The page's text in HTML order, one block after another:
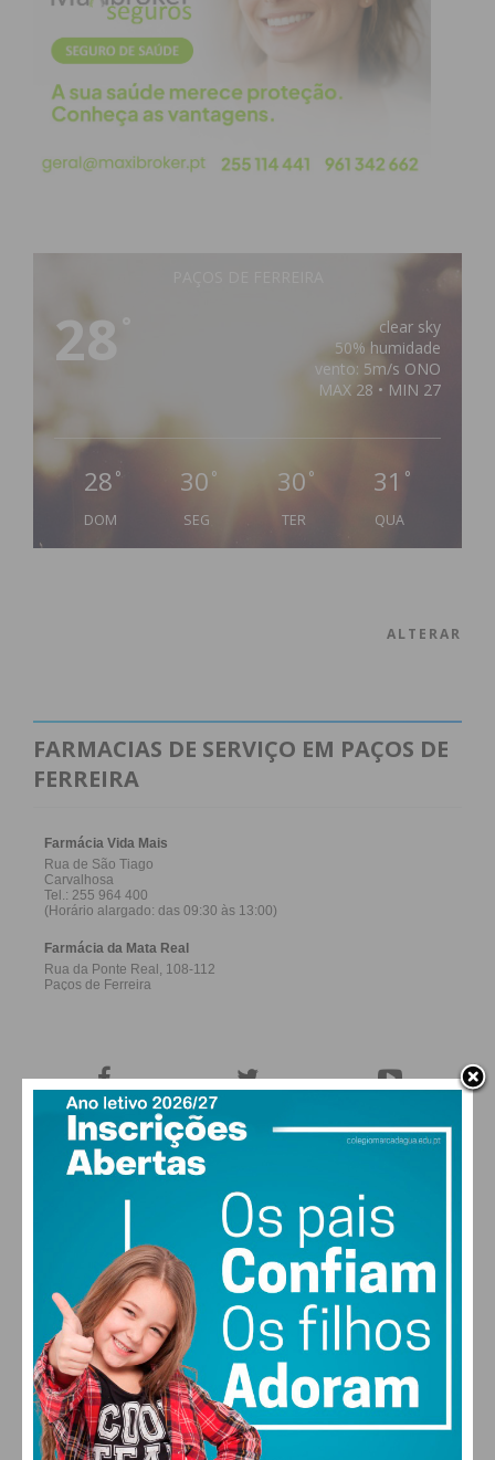
28
clear sky
50% humidade
vento: 5m/s ONO
MAX 28 • MIN 27
28 °
DOM
30 °
SEG
30 °
TER
31 °
QUA
ALTERAR
FARMACIAS DE SERVIÇO EM PAÇOS DE
FERREIRA
27,0k
Fans
0
Followers Subscribers
Followers
576
Readers
MAIS POPULARES